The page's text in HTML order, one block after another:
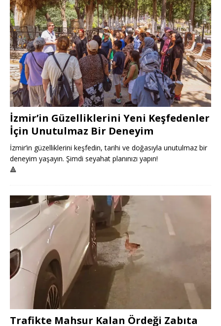
İzmir’in Güzelliklerini Yeni Keşfedenler
İçin Unutulmaz Bir Deneyim
İzmir’in güzelliklerini keşfedin, tarihi ve doğasıyla unutulmaz bir
deneyim yaşayın. Şimdi seyahat planınızı yapın!
🔺
Trafikte Mahsur Kalan Ördeği Zabıta